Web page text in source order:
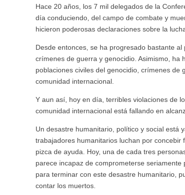
Hace 20 años, los 7 mil delegados de la
día conduciendo, del campo de combate y
hicieron poderosas declaraciones sobre la
Desde entonces, se ha progresado bastante
crímenes de guerra y genocidio. Asimismo, ha
poblaciones civiles del genocidio, crímenes
comunidad internacional.
Y aun así, hoy en día, terribles violaciones de
comunidad internacional está fallando en
Un desastre humanitario, político y social está
trabajadores humanitarios luchan por
pizca de ayuda. Hoy, una de cada tres
parece incapaz de comprometerse
para terminar con este desastre humanitario,
contar los muertos.